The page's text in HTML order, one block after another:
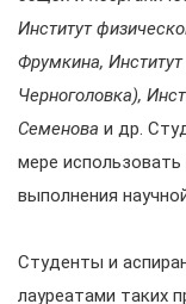
Институт
Фрумкина,
Черноголовка),
Семенова и др.
мере
выполнения
Студенты и
лауреатами таких